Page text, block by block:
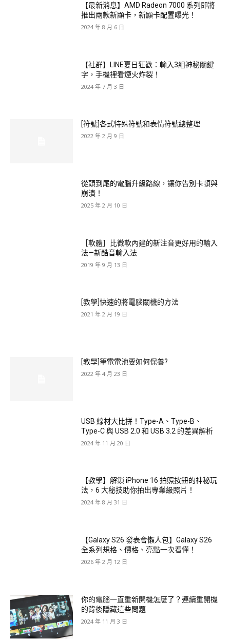
【最新消息】AMD Radeon 7000 系列即將
推出兩款新顯卡，新顯卡配置曝光！
2024 年 8 月 6 日
【社群】LINE夏日狂歡：輸入3組神秘關鍵
字，手機裡看煙火炸裂！
2024 年 7 月 3 日
[符號]各式特殊符號和表情符號總整理
2022 年 2 月 9 日
從頭到尾的電腦升級路線，讓你告別卡頓與
崩潰！
2025 年 2 月 10 日
［軟體］比微軟內建的新注音更好用的輸入
法—新酷音輸入法
2019 年 9 月 13 日
[教學]快速的將電腦關機的方法
2021 年 2 月 19 日
[教學]筆電電池要如何保養?
2022 年 4 月 23 日
USB 線材大比拼！Type-A、Type-B、
Type-C 與 USB 2.0 和 USB 3.2 的差異解析
2024 年 11 月 20 日
【教學】解鎖 iPhone 16 拍照按鈕的神秘玩
法，6 大秘技助你拍出專業級照片！
2024 年 8 月 31 日
【Galaxy S26 發表會懶人包】Galaxy S26
全系列規格、價格、亮點一次看懂！
2026 年 2 月 12 日
你的電腦一直重新開機怎麼了？連續重開機
的背後隱藏這些問題
2024 年 11 月 3 日